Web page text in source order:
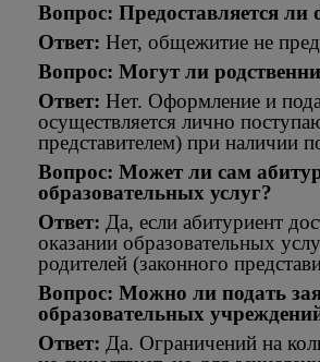
Вопрос: Предоставляется
Ответ: Нет, общежитие не
Вопрос: Могут ли
Ответ: Нет. Оформление и
осуществляется лично
представителем) при наличии
Вопрос: Может ли сам
образовательных услуг?
Ответ: Да, если абитуриент
оказании образовательных
родителей (законного
Вопрос: Можно ли подать
образовательных
Ответ: Да. Ограничений на